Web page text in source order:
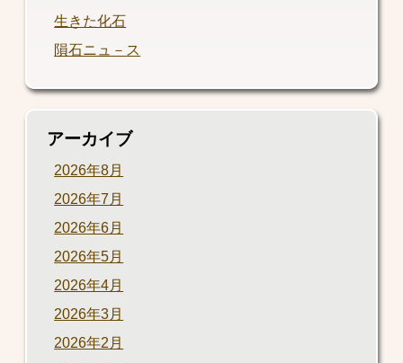
生きた化石
隕石ニュ－ス
アーカイブ
2026年8月
2026年7月
2026年6月
2026年5月
2026年4月
2026年3月
2026年2月